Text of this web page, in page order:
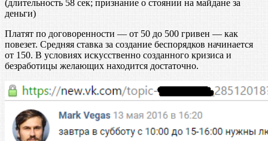
(длительность 58 сек; признание о стоянии на майдане за
деньги)
Платят по договоренности — от 50 до 500 гривен — как
повезет. Средняя ставка за создание беспорядков начинается
от 150. В условиях искусственно созданного кризиса и
безработицы желающих находится достаточно.